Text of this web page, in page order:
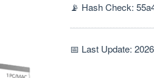
📡 Hash Check:
📅 Last Update: